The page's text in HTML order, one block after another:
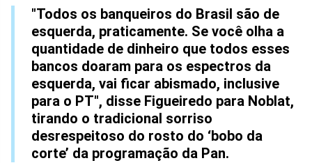
"Todos os banqueiros do Brasil são de
esquerda, praticamente. Se você olha a
quantidade de dinheiro que todos esses
bancos doaram para os espectros da
esquerda, vai ficar abismado, inclusive
para o PT", disse Figueiredo para Noblat,
tirando o tradicional sorriso
desrespeitoso do rosto do ‘bobo da
corte’ da programação da Pan.